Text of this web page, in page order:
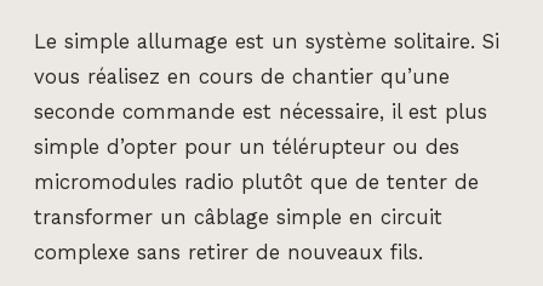
Le simple allumage est un système solitaire. Si
vous réalisez en cours de chantier qu’une
seconde commande est nécessaire, il est plus
simple d’opter pour un télérupteur ou des
micromodules radio plutôt que de tenter de
transformer un câblage simple en circuit
complexe sans retirer de nouveaux fils.